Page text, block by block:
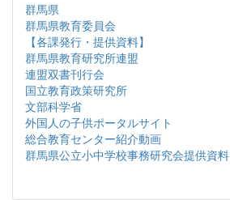
群馬県
群馬県教育委員会
【各課発行・提供資料】
群馬県教育研究所連盟
連盟双書刊行会
国立教育政策研究所
文部科学省
外国人の子供ポータルサイト
総合教育センター紹介動画
群馬県公立小中学校事務研究会提供資料